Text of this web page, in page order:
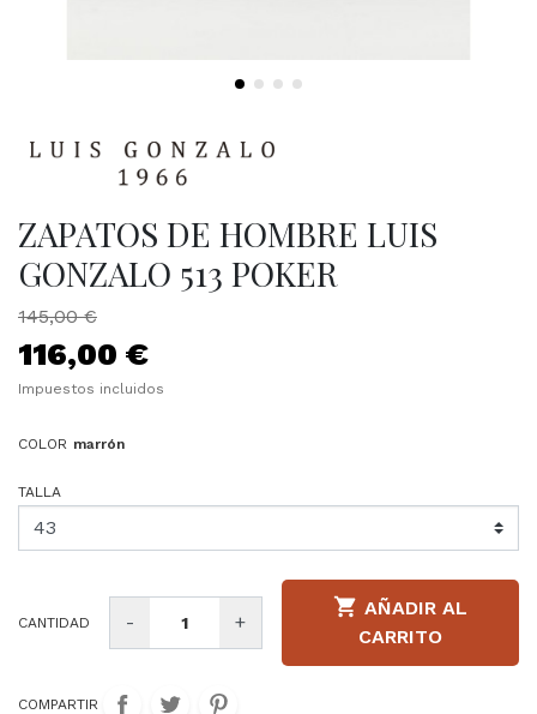
ZAPATOS DE HOMBRE LUIS
GONZALO 513 POKER
145,00 €
116,00 €
Impuestos incluidos
COLOR marrón
TALLA
CANTIDAD - +

CARRITO
COMPARTIR